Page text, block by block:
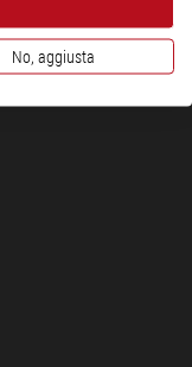
No, aggiusta